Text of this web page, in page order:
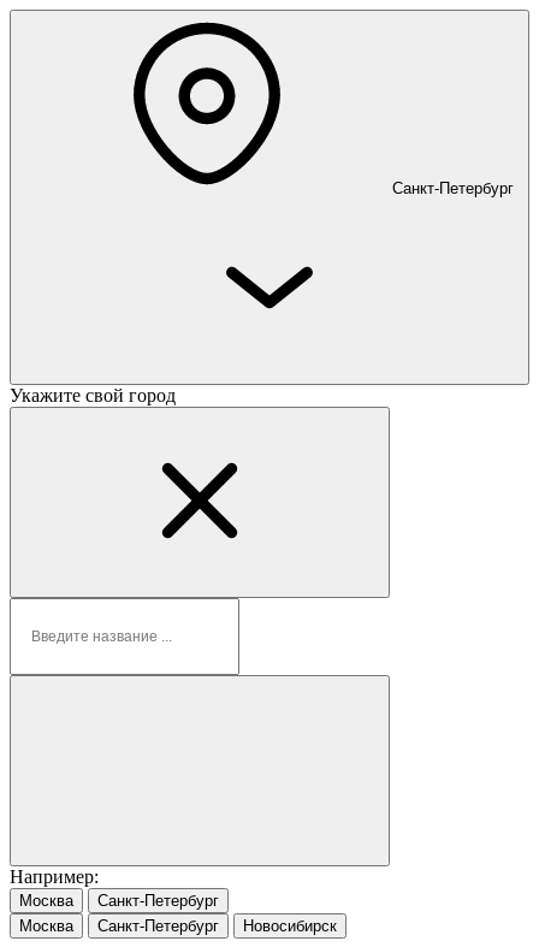
Санкт-Петербург
Укажите свой город
Например:
Москва
Санкт-Петербург
Москва
Санкт-Петербург Новосибирск